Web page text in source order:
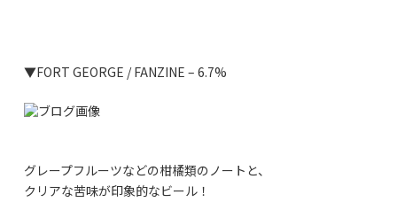
▼FORT GEORGE / FANZINE – 6.7%
グレープフルーツなどの柑橘類のノートと、
クリアな苦味が印象的なビール！